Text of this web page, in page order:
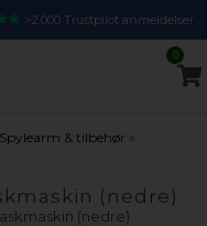
>2.000 Trustpilot anmeldelser
0
Spylearm & tilbehør »
(nedre)
(nedre)